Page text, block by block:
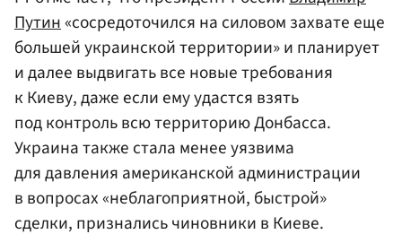
Путин«сосредоточился на силовом захвате еще
большей украинской территории» и планирует
и далее выдвигать все новые требования
к Киеву, даже если ему удастся взять
под контроль всю территорию Донбасса.
Украина также стала менее уязвима
для давления американской администрации
в вопросах «неблагоприятной, быстрой»
сделки, признались чиновники в Киеве.